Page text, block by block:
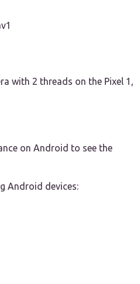
with 2 threads on the Pixel 1,
on Android to see the
Android devices: